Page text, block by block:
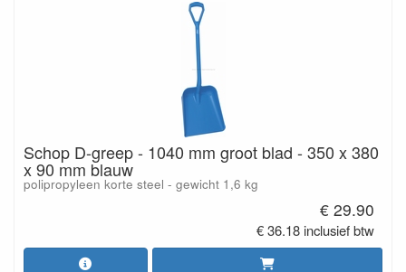
Schop D-greep - 1040 mm groot blad - 350 x 380
x 90 mm blauw
polipropyleen korte steel - gewicht 1,6 kg
€ 29.90
€ 36.18 inclusief btw